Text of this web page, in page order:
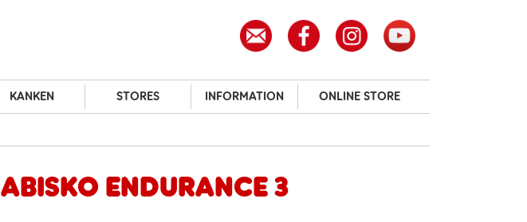
KANKEN STORES INFORMATION ONLINE STORE
Abisko Endurance 3